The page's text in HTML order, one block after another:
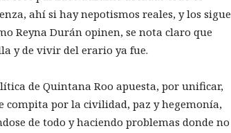
ahí si hay nepotismos reales, y los sigue
Reyna Durán opinen, se nota claro que
y de vivir del erario ya fue.
de Quintana Roo apuesta, por unificar,
compita por la civilidad, paz y hegemonía,
de todo y haciendo problemas donde no